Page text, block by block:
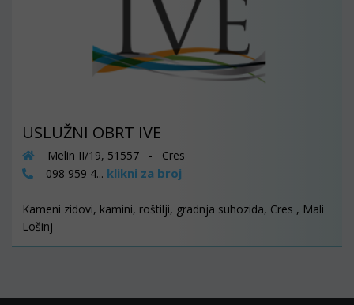
USLUŽNI OBRT IVE
Melin II/19, 51557 - Cres
098 959 4... klikni za broj
Kameni zidovi, kamini, roštilji, gradnja suhozida, Cres , Mali
Lošinj